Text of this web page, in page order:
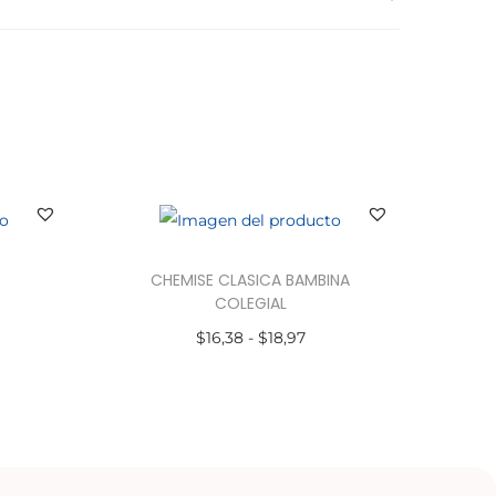
CHEMISE CLASICA BAMBINA
COLEGIAL
$16,38 - $18,97